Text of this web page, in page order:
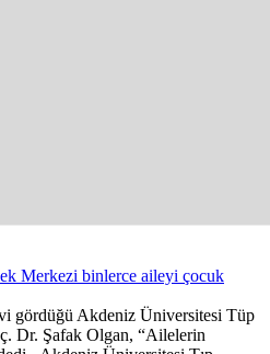
Merkezi binlerce aileyi çocuk
gördüğü Akdeniz Üniversitesi Tüp
Dr. Şafak Olgan, “Ailelerin